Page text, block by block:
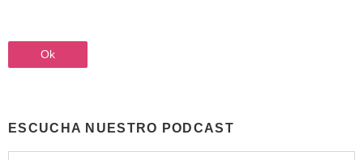
ESCUCHA NUESTRO PODCAST